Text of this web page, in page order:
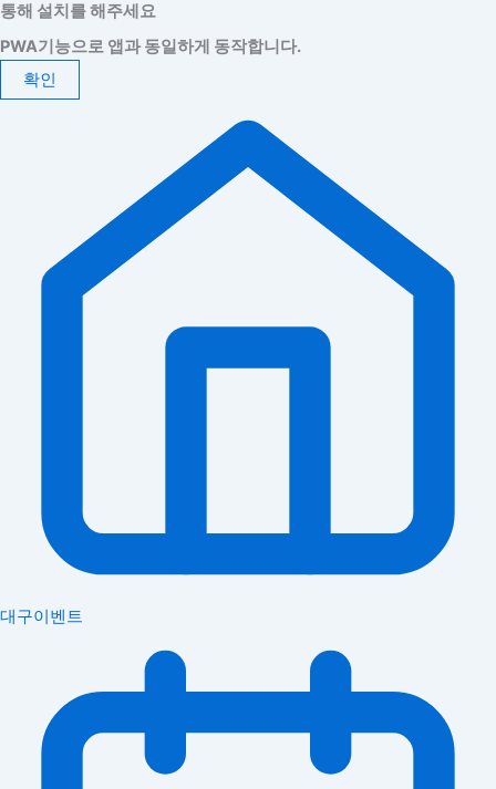
통해 설치를 해주세요
PWA기능으로 앱과 동일하게 동작합니다.
확인
대구이벤트